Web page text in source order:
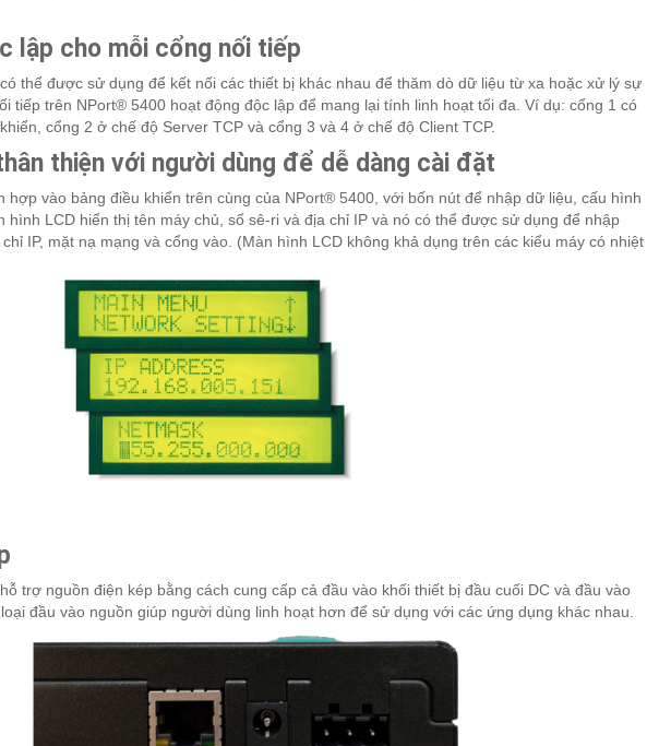
lập cho mỗi cổng nối tiếp
thể được sử dụng để kết nối các thiết bị khác nhau để thăm dò dữ liệu từ xa hoặc xử lý sự
tiếp trên NPort® 5400 hoạt động độc lập để mang lại tính linh hoạt tối đa. Ví dụ: cổng 1 có
cổng 2 ở chế độ Server TCP và cổng 3 và 4 ở chế độ Client TCP.
thiện với người dùng để dễ dàng cài đặt
hợp vào bảng điều khiển trên cùng của NPort® 5400, với bốn nút để nhập dữ liệu, cấu hình
hình LCD hiển thị tên máy chủ, số sê-ri và địa chỉ IP và nó có thể được sử dụng để nhập
IP, mặt nạ mạng và cổng vào. (Màn hình LCD không khả dụng trên các kiểu máy có nhiệt
trợ nguồn điện kép bằng cách cung cấp cả đầu vào khối thiết bị đầu cuối DC và đầu vào
đầu vào nguồn giúp người dùng linh hoạt hơn để sử dụng với các ứng dụng khác nhau.